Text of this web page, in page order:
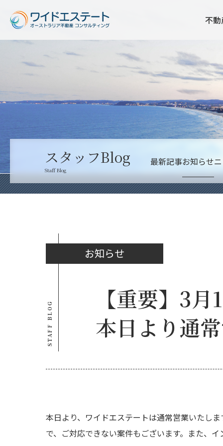
不
スタッフBlog
Staff Blog
最新記事お知らせ
お知らせ
STAFF BLOG
【重要】3
本日より通
本日より、ワイドエステートは通常営業いたし
で、ご対応できない案件もございます。また、